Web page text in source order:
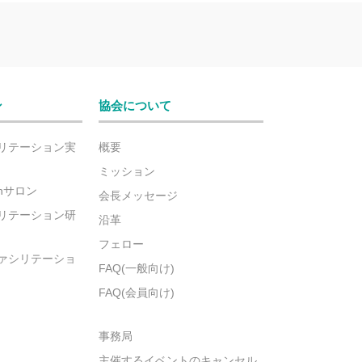
テーション実
ロン
テーション研
シリテーショ
協会について
概要
ミッション
会長メッセージ
沿革
フェロー
FAQ(一般向け)
FAQ(会員向け)
事務局